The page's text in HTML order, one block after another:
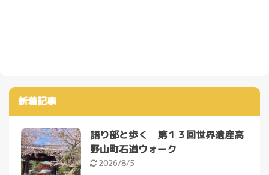
新着記事
語り部と歩く 第１３回世界遺産高
野山町石道ウォーク
2026/8/5